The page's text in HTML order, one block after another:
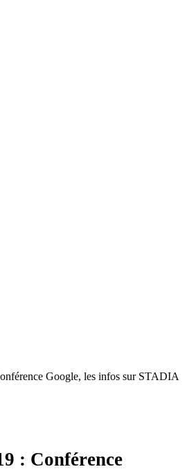
Google, les infos sur STADIA
: Conférence